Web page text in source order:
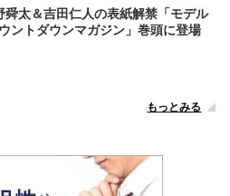
太＆吉田仁人の表紙解禁「モデル
ントダウンマガジン」巻頭に登場
もっとみる